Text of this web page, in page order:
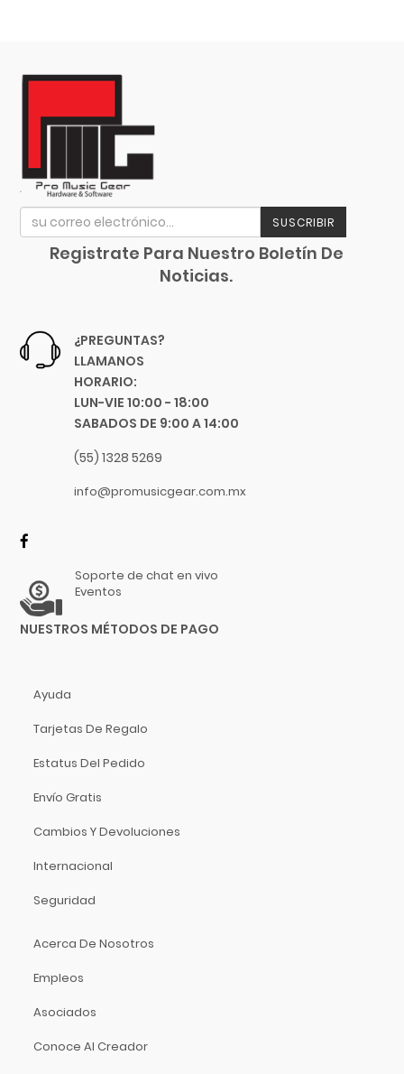
SUSCRIBIR
Registrate Para Nuestro Boletín De
Noticias.
¿PREGUNTAS?
LLAMANOS
HORARIO:
LUN-VIE 10:00 - 18:00
SABADOS DE 9:00 A 14:00
(55) 1328 5269
info@promusicgear.com.mx
Soporte de chat en vivo
Eventos
NUESTROS MÉTODOS DE PAGO
Ayuda
Tarjetas De Regalo
Estatus Del Pedido
Envío Gratis
Cambios Y Devoluciones
Internacional
Seguridad
Acerca De Nosotros
Empleos
Asociados
Conoce Al Creador